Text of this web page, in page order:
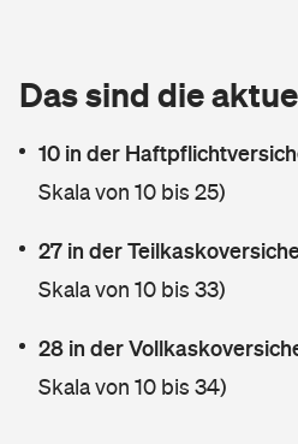
Das sind die
10 in der
Skala von 10 bis 25)
27 in der
Skala von 10 bis 33)
28 in der
Skala von 10 bis 34)